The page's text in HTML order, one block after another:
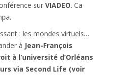
sur VIADEO. Ca
: les mondes virtuels…
à Jean-François
à l’université d’Orléans
via Second Life (voir